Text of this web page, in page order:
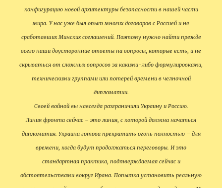
конфигурацию новой архитектуры безопасности в нашей части
мира. У нас уже был опыт многих договоров с Россией и не
сработавших Минских соглашений. Поэтому нужно найти прежде
всего наши двусторонние ответы на вопросы, которые есть, и не
скрываться от сложных вопросов за какими-либо формулировками,
техническими группами или потерей времени в челночной
дипломатии.
Своей войной вы навсегда разграничили Украину и Россию.
Линия фронта сейчас – это линия, с которой должна начаться
дипломатия. Украина готова прекратить огонь полностью – для
времени, когда будут продолжаться переговоры. И это
стандартная практика, подтверждаемая сейчас и
обстоятельствами вокруг Ирана. Попытка установить реальную